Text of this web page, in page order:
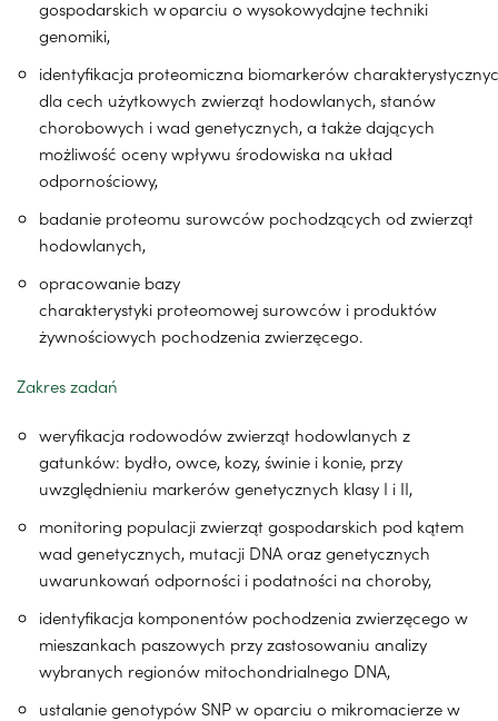
gospodarskich w oparciu o wysokowydajne techniki
genomiki,
identyfikacja proteomiczna biomarkerów
dla cech użytkowych zwierząt hodowlanych, stanów
chorobowych i wad genetycznych, a także dających
możliwość oceny wpływu środowiska na układ
odpornościowy,
badanie proteomu surowców pochodzących od zwierząt
hodowlanych,
opracowanie bazy
charakterystyki proteomowej surowców i produktów
żywnościowych pochodzenia zwierzęcego.
Zakres zadań
weryfikacja rodowodów zwierząt hodowlanych z
gatunków: bydło, owce, kozy, świnie i konie, przy
uwzględnieniu markerów genetycznych klasy I i II,
monitoring populacji zwierząt gospodarskich pod kątem
wad genetycznych, mutacji DNA oraz genetycznych
uwarunkowań odporności i podatności na choroby,
identyfikacja komponentów pochodzenia zwierzęcego w
mieszankach paszowych przy zastosowaniu analizy
wybranych regionów mitochondrialnego DNA,
ustalanie genotypów SNP w oparciu o mikromacierze w